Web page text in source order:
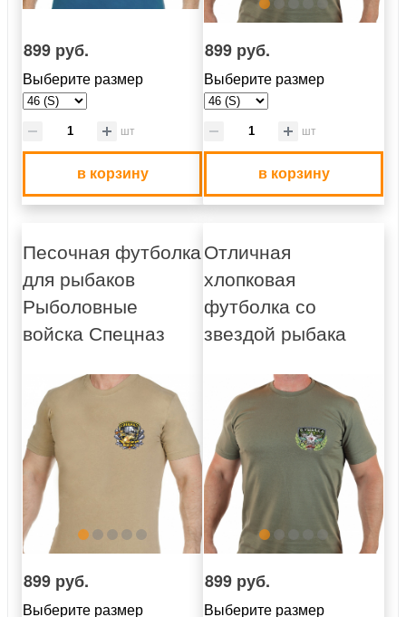
899 руб.
Выберите размер
шт
в корзину
899 руб.
Выберите размер
шт
в корзину
Песочная футболка
для рыбаков
Рыболовные
войска Спецназ
899 руб.
Выберите размер
Отличная
хлопковая
футболка со
звездой рыбака
899 руб.
Выберите размер